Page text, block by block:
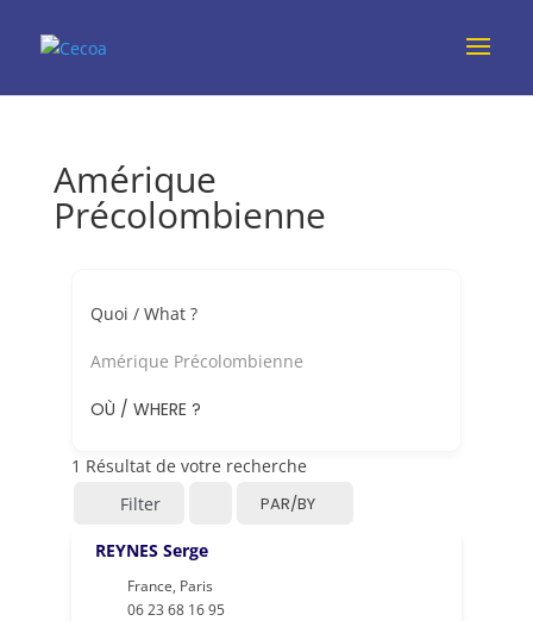
Amérique
Précolombienne
Quoi / What ?
Amérique Précolombienne
OÙ / WHERE ?
1 Résultat de votre recherche
Filter
PAR/BY
REYNES Serge
France, Paris
06 23 68 16 95